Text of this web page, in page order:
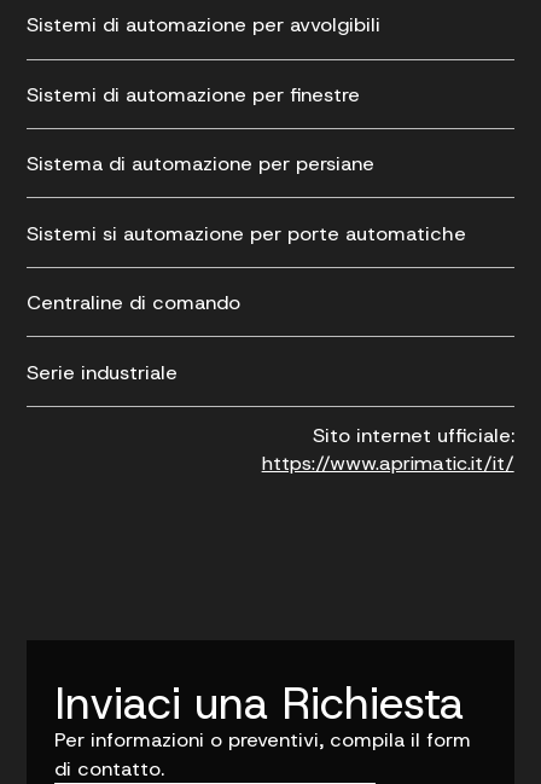
Sistemi di automazione per avvolgibili
Sistemi di automazione per finestre
Sistema di automazione per persiane
Sistemi si automazione per porte automatiche
Centraline di comando
Serie industriale
Sito internet ufficiale:
https://www.aprimatic.it/it/
Inviaci una Richiesta
Per informazioni o preventivi, compila il form
di contatto.